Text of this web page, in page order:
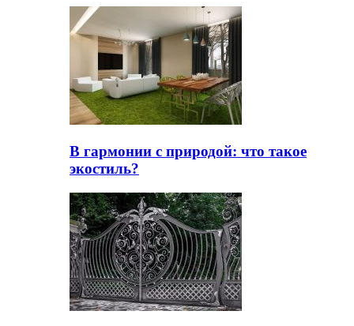
В гармонии с природой: что такое
экостиль?